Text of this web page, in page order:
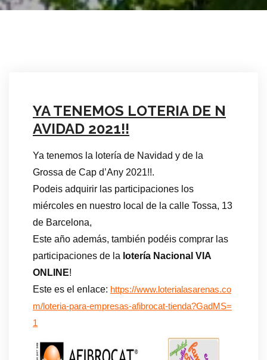
YA TENEMOS LOTERIA DE N
AVIDAD 2021!!
Ya tenemos la lotería de Navidad y de la
Grossa de Cap d’Any 2021!!.
Podeis adquirir las participaciones los
miércoles en nuestro local de la calle Tossa, 13
de Barcelona,
Este año además, también podéis comprar las
participaciones de la lotería Nacional VIA
ONLINE!
Este es el enlace: https://www.loterialasarenas.co
m/loteria-para-empresas-afibrocat-tienda?GadMS=
1